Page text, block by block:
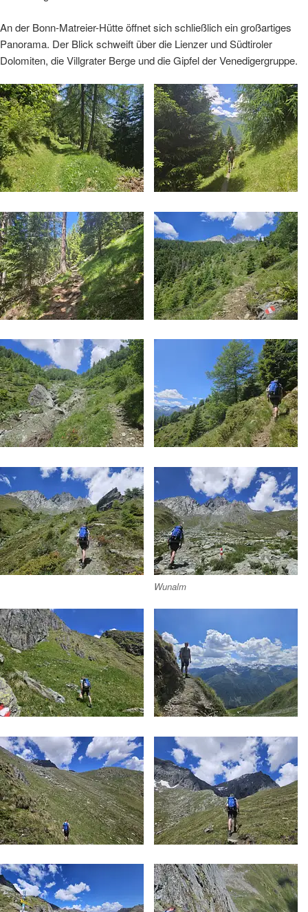
An der Bonn-Matreier-Hütte öffnet sich schließlich ein großartiges
Panorama. Der Blick schweift über die Lienzer und Südtiroler
Dolomiten, die Villgrater Berge und die Gipfel der Venedigergruppe.
Wunalm